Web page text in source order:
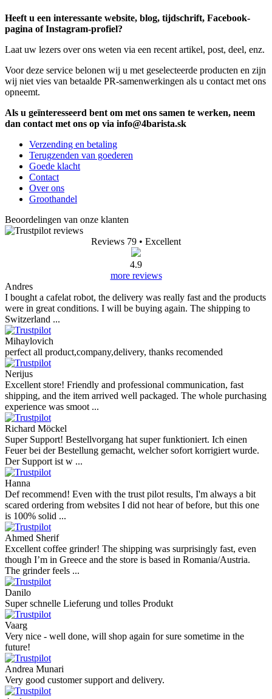
Heeft u een interessante website, blog, tijdschrift, Facebook-
pagina of Instagram-profiel?
Laat uw lezers over ons weten via een recent artikel, post, deel, enz.
Voor deze service belonen wij u met geselecteerde producten en zijn
wij niet vies van betaalde PR-samenwerkingen als u contact met ons
opneemt.
Als u geïnteresseerd bent om met ons samen te werken, neem
dan contact met ons op via info@4barista.sk
Verzending en betaling
Terugzenden van goederen
Goede klacht
Contact
Over ons
Groothandel
Beoordelingen van onze klanten
Reviews 79 • Excellent
4.9
more reviews
Andres
I bought a cafelat robot, the delivery was really fast and the products
were in great conditions. I will be buying again. The shipping to
Switzerland ...
Mihaylovich
perfect all product,company,delivery, thanks recomended
Nerijus
Excellent store! Friendly and professional communication, fast
shipping, and the item arrived well packaged. The whole purchasing
experience was smoot ...
Richard Möckel
Super Support! Bestellvorgang hat super funktioniert. Ich einen
Feuer bei der Bestellung gemacht, welcher sofort korrigiert wurde.
Der Support ist w ...
Hanna
Def recommend! Even with the trust pilot results, I'm always a bit
scared ordering from websites I did not hear of before, but this one
is 100% solid ...
Ahmed Sherif
Excellent coffee grinder! The shipping was surprisingly fast, even
though I’m in Greece and the store is based in Romania/Austria.
The grinder feels ...
Danilo
Super schnelle Lieferung und tolles Produkt
Vaarg
Very nice - well done, will shop again for sure sometime in the
future!
Andrea Munari
Very good customer support and delivery.